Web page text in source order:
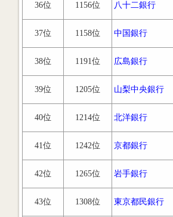
36位 1156位 八十二銀行
37位 1158位 中国銀行
38位 1191位 広島銀行
39位 1205位 山梨中央銀行
40位 1214位 北洋銀行
41位 1242位 京都銀行
42位 1265位 岩手銀行
43位 1308位 東京都民銀行